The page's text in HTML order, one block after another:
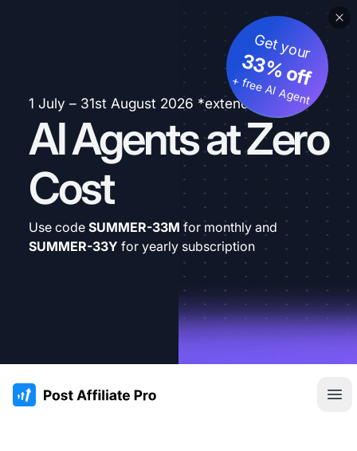
1 July – 31st August 2026 *extended
AI Agents at Zero
Cost
Get your
33% off
+ free AI Agent
Use code SUMMER-33M for monthly and
SUMMER-33Y for yearly subscription
:site.title